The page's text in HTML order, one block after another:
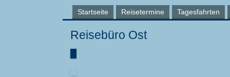
Startseite Reisetermine Tagesfahrten
Reisebüro Ost